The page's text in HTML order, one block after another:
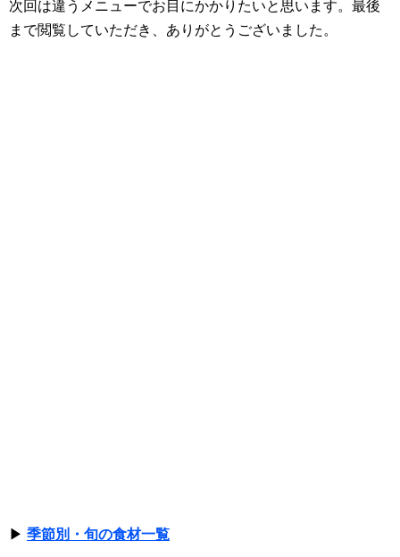
次回は違うメニューでお目にかかりたいと思います。最後
まで閲覧していただき、ありがとうございました。
▶ 季節別・旬の食材一覧